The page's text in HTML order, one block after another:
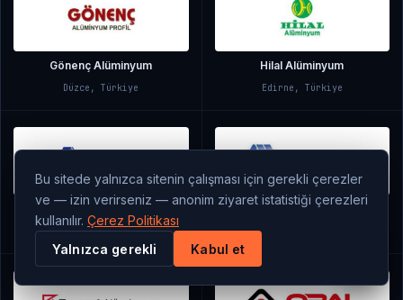
Gönenç Alüminyum
Düzce, Türkiye
Hilal Alüminyum
Edirne, Türkiye
Doğuş Alüminyum
Gebze, Türkiye
Çelikler Alüminyum
İstanbul, Türkiye
Bu sitede yalnızca sitenin çalışması için gerekli çerezler
ve — izin verirseniz — anonim ziyaret istatistiği çerezleri
kullanılır. Çerez Politikası
Yalnızca gerekli
Kabul et